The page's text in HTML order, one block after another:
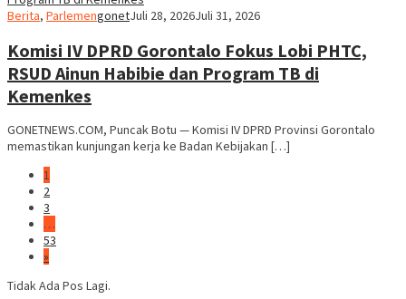
Berita, ParlemengonetJuli 28, 2026Juli 31, 2026
Komisi IV DPRD Gorontalo Fokus Lobi PHTC,
RSUD Ainun Habibie dan Program TB di
Kemenkes
GONETNEWS.COM, Puncak Botu — Komisi IV DPRD Provinsi Gorontalo
memastikan kunjungan kerja ke Badan Kebijakan […]
1
2
3
…
53
»
Tidak Ada Pos Lagi.